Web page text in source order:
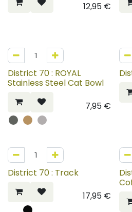
12,95€
District 70 : ROYAL
Stainless Steel Cat Bowl
7,95€
District 70 : Track
17,95€